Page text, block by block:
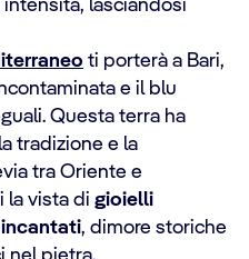
lasciandosi
ti porterà a Bari,
e il blu
Questa terra ha
tradizione e la
tra Oriente e
la vista di gioielli
, dimore storiche